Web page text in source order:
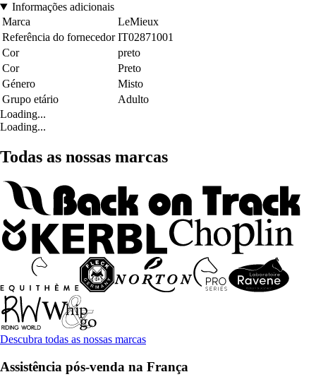
Informações adicionais
Marca
LeMieux
Referência do fornecedor IT02871001
Cor
preto
Cor
Preto
Género
Misto
Grupo etário
Adulto
Loading...
Loading...
Todas as nossas marcas
Descubra todas as nossas marcas
Assistência pós-venda na França